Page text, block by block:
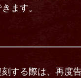
ます。
する際は、再度